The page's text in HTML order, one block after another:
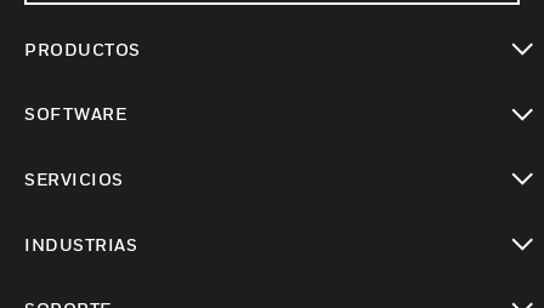
PRODUCTOS
SOFTWARE
SERVICIOS
INDUSTRIAS